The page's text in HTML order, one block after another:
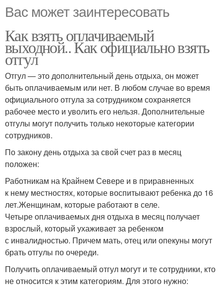
Вас может заинтересовать
Как взять оплачиваемый
выходной.. Как официально взять
отгул
Отгул — это дополнительный день отдыха, он может
быть оплачиваемым или нет. В любом случае во время
официального отгула за сотрудником сохраняется
рабочее место и уволить его нельзя. Дополнительные
отгулы могут получить только некоторые категории
сотрудников.
По закону день отдыха за свой счет раз в месяц
положен:
Работникам на Крайнем Севере и в приравненных
к нему местностях, которые воспитывают ребенка до 16
лет.Женщинам, которые работают в селе.
Четыре оплачиваемых дня отдыха в месяц получает
взрослый, который ухаживает за ребенком
с инвалидностью. Причем мать, отец или опекуны могут
брать отгулы по очереди.
Получить оплачиваемый отгул могут и те сотрудники, кто
не относится к этим категориям. Для этого нужно: